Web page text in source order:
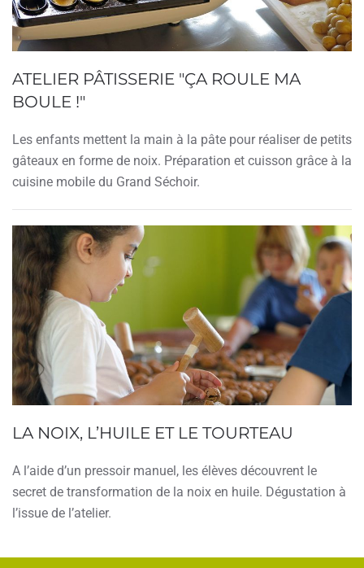
ATELIER PÂTISSERIE "ÇA ROULE MA
BOULE !"
Les enfants mettent la main à la pâte pour réaliser de petits
gâteaux en forme de noix. Préparation et cuisson grâce à la
cuisine mobile du Grand Séchoir.
LA NOIX, L’HUILE ET LE TOURTEAU
A l’aide d’un pressoir manuel, les élèves découvrent le
secret de transformation de la noix en huile. Dégustation à
l’issue de l’atelier.